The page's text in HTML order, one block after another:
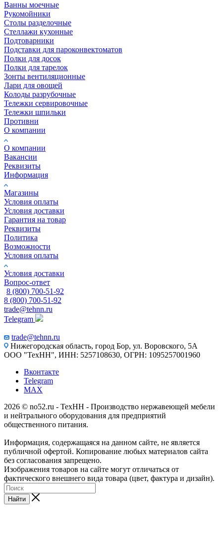
Ванны моечные
Рукомойники
Столы разделочные
Стеллажи кухонные
Подтоварники
Подставки для пароконвектоматов
Полки для досок
Полки для тарелок
Зонты вентиляционные
Лари для овощей
Колоды разрубочные
Тележки сервировочные
Тележки шпильки
Противни
О компании
О компании
Вакансии
Реквизиты
Информация
Магазины
Условия оплаты
Условия доставки
Гарантия на товар
Реквизиты
Политика
Возможности
Условия оплаты
Условия доставки
Вопрос-ответ
8 (800) 700-51-92
8 (800) 700-51-92
trade@tehnn.ru
Telegram
trade@tehnn.ru
Нижегородская область, город Бор, ул. Воровского, 5А
ООО "ТехНН", ИНН: 5257108630, ОГРН: 1095257001960
Вконтакте
Telegram
MAX
2026 © no52.ru - ТехНН - Производство нержавеющей мебели
и нейтрального оборудования для предприятий
общественного питания.
Информация, содержащаяся на данном сайте, не является
публичной офертой. Копирование любых материалов сайта
без согласования запрещено.
Изображения товаров на сайте могут отличаться от
фактического внешнего вида товара (цвет, фактура и дизайн).
Найти